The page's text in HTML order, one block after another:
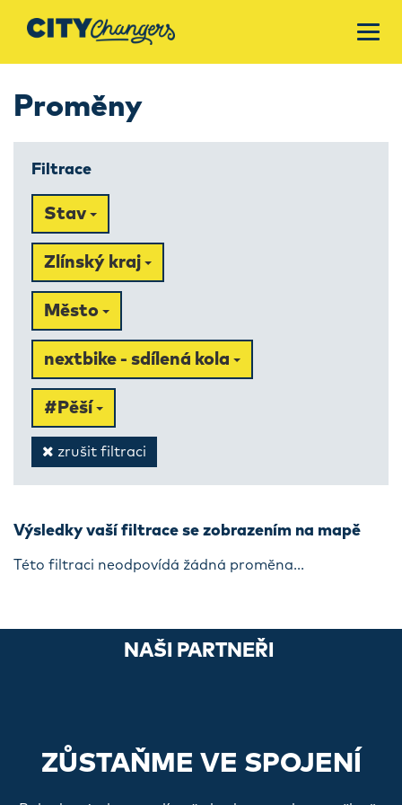
Proměny
Filtrace
Stav
Zlínský kraj
Město
nextbike - sdílená kola
#Pěší
zrušit filtraci
Výsledky vaší filtrace se zobrazením na mapě
Této filtraci neodpovídá žádná proměna...
NAŠI PARTNEŘI
ZŮSTAŇME VE SPOJENÍ